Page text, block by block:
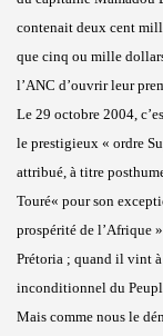
contenait deux cent
que cinq ou mille
l’ANC d’ouvrir leur
Le 29 octobre 2004,
le prestigieux « ordre
attribué, à titre
Touré« pour son
prospérité de l’Afrique
Prétoria ; quand il vint
inconditionnel du
Mais comme nous le